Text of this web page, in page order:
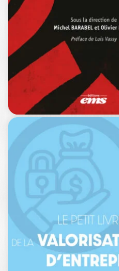
ELIZABETH COUZINEAU-
OLIVIER MEIER|
LAURENT TARNAUD
Comment penser le
autrement et enrichir les
gestion, naturellement à…
RH ET